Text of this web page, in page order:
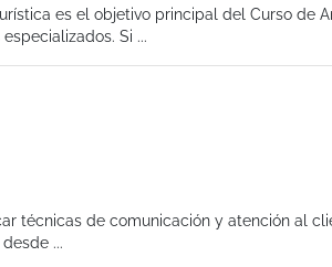
es el objetivo principal del Curso de
Si ...
técnicas de comunicación y atención al
...